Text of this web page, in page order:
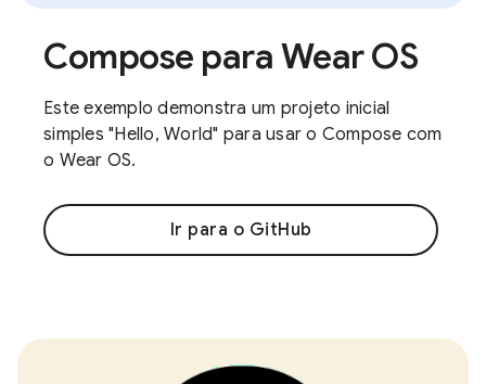
Compose para Wear OS
Este exemplo demonstra um projeto inicial
simples "Hello, World" para usar o Compose com
o Wear OS.
Ir para o GitHub